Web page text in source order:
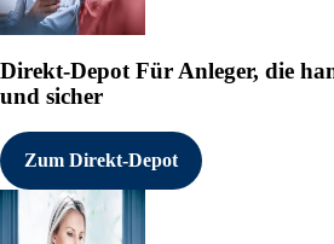
Direkt-Depot Für Anleger, die
und sicher
Zum Direkt-Depot